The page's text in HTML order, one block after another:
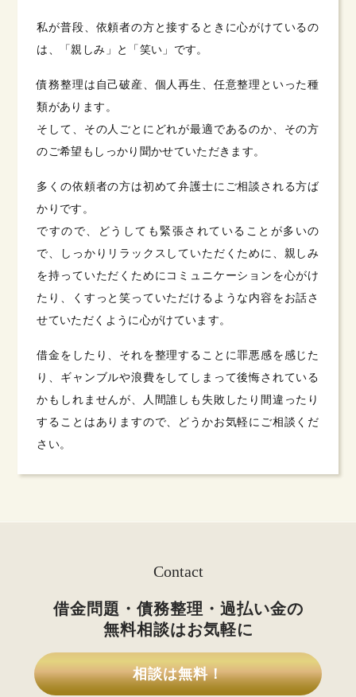
私が普段、依頼者の方と接するときに心がけているの
は、「親しみ」と「笑い」です。
債務整理は自己破産、個人再生、任意整理といった種
類があります。
そして、その人ごとにどれが最適であるのか、その方
のご希望もしっかり聞かせていただきます。
多くの依頼者の方は初めて弁護士にご相談される方ば
かりです。
ですので、どうしても緊張されていることが多いの
で、しっかりリラックスしていただくために、親しみ
を持っていただくためにコミュニケーションを心がけ
たり、くすっと笑っていただけるような内容をお話さ
せていただくように心がけています。
借金をしたり、それを整理することに罪悪感を感じた
り、ギャンブルや浪費をしてしまって後悔されている
かもしれませんが、人間誰しも失敗したり間違ったり
することはありますので、どうかお気軽にご相談くだ
さい。
Contact
借金問題・債務整理・過払い金の
無料相談はお気軽に
相談は無料！